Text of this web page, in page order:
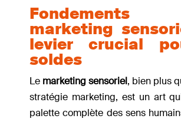
marketing
levier crucial
soldes
Le marketing sensoriel, bien plus
stratégie marketing, est un art
palette complète des sens